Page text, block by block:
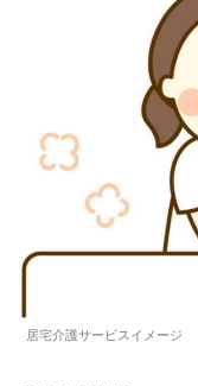
居宅介護サービスイメージ